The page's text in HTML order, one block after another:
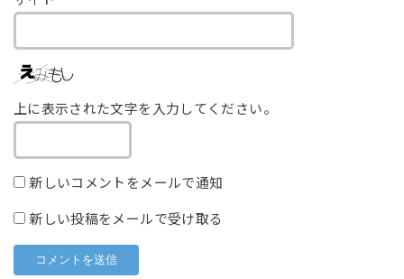
上に表示された文字を入力してください。
新しいコメントをメールで通知
新しい投稿をメールで受け取る